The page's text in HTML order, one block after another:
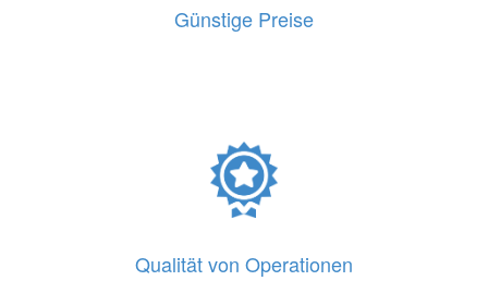
Günstige Preise
Qualität von Operationen